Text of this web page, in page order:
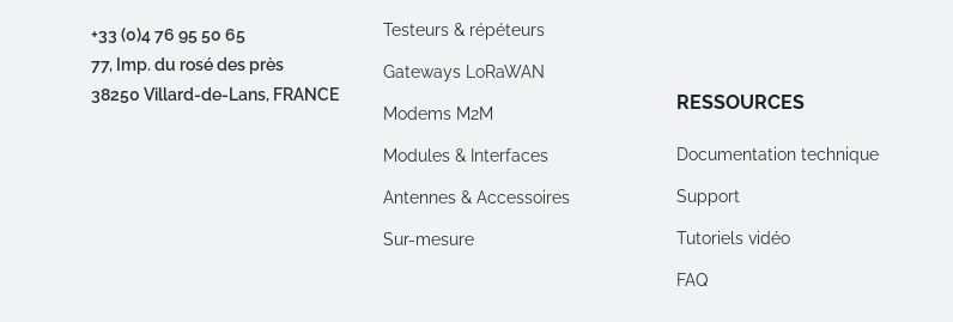
+33 (0)4 76 95 50 65
77, Imp. du rosé des près
38250 Villard-de-Lans, FRANCE
Testeurs & répéteurs
Gateways LoRaWAN
Modems M2M
Modules & Interfaces
Antennes & Accessoires
Sur-mesure
RESSOURCES
Documentation technique
Support
Tutoriels vidéo
FAQ